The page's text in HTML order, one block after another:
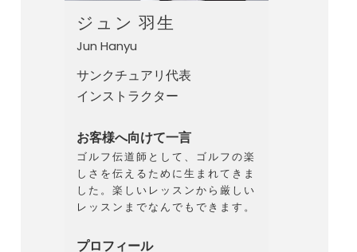
ジュン 羽生
Jun Hanyu
サンクチュアリ代表
インストラクター
お客様へ向けて一言
ゴルフ伝道師として、ゴルフの楽
しさを伝えるために生まれてきま
した。楽しいレッスンから厳しい
レッスンまでなんでもできます。
プロフィール